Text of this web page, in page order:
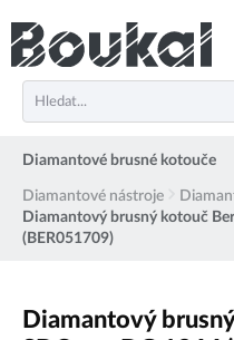
Diamantové brusné kotouče
Diamantové nástroje
Diamantový brusný kotouč
(BER051709)
Diamantový